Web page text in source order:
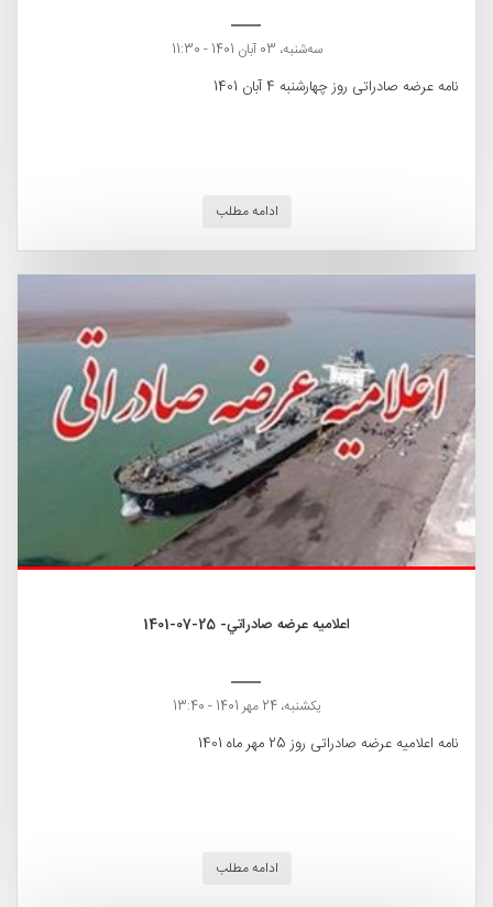
ﺳﻪشنبه، 03 آبان 1401 - 11:30
نامه عرضه صادراتی روز چهارشنبه 4 آبان 1401
ادامه مطلب
اعلامیه عرضه صادراتي- 25-07-1401
یکشنبه، 24 مهر 1401 - 13:40
نامه اعلامیه عرضه صادراتی روز 25 مهر ماه 1401
ادامه مطلب